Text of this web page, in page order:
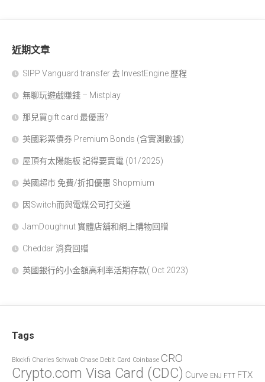
近期文章
SIPP Vanguard transfer 去 InvestEngine 歷程
無聊玩遊戲賺錢 – Mistplay
那兒買gift card 最優惠?
英國彩票債券 Premium Bonds (含實測數據)
屋頂有太陽能板 記得要賣電 (01/2025)
英國超市 免費/折扣優惠 Shopmium
因Switch而與電煤公司打交道
JamDoughnut 實體店舖和網上購物回贈
Cheddar 消費回贈
英國銀行的小金額高利率活期存款( Oct 2023)
Tags
Blockfi Charles Schwab Chase Debit Card Coinbase CRO
Crypto.com Visa Card (CDC) Curve ENJ FTT FTX